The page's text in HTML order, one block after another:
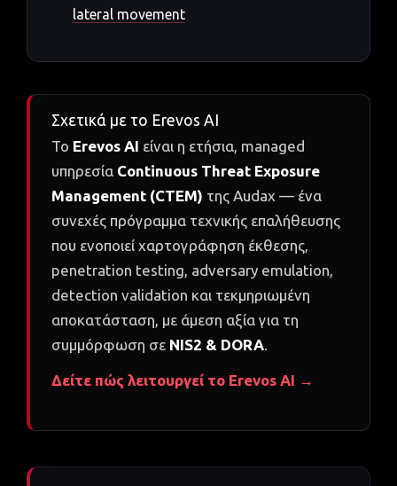
lateral movement
Σχετικά με το Erevos AI
Το Erevos AI είναι η ετήσια, managed
υπηρεσία Continuous Threat Exposure
Management (CTEM) της Audax — ένα
συνεχές πρόγραμμα τεχνικής επαλήθευσης
που ενοποιεί χαρτογράφηση έκθεσης,
penetration testing, adversary emulation,
detection validation και τεκμηριωμένη
αποκατάσταση, με άμεση αξία για τη
συμμόρφωση σε NIS2 & DORA.
Δείτε πώς λειτουργεί το Erevos AI →